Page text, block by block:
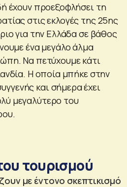
έχουν προεξοφλήσει τη
στις εκλογές της 25ης
για την Ελλάδα σε βάθος
ένα μεγάλο άλμα
Να πετύχουμε κάτι
Η οποία μπήκε στην
και σήμερα έχει
μεγαλύτερο του
τουρισμού
με έντονο σκεπτικισμό